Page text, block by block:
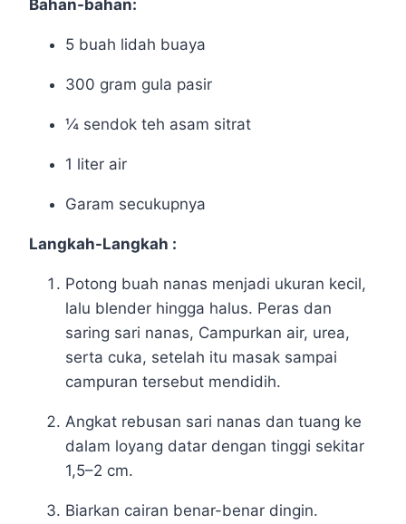
Bahan-bahan:
5 buah lidah buaya
300 gram gula pasir
¼ sendok teh asam sitrat
1 liter air
Garam secukupnya
Langkah-Langkah :
Potong buah nanas menjadi ukuran kecil,
lalu blender hingga halus. Peras dan
saring sari nanas, Campurkan air, urea,
serta cuka, setelah itu masak sampai
campuran tersebut mendidih.
Angkat rebusan sari nanas dan tuang ke
dalam loyang datar dengan tinggi sekitar
1,5–2 cm.
Biarkan cairan benar-benar dingin.